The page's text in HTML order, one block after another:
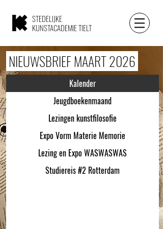
STEDELIJKE
KUNSTACADEMIE TIELT
NIEUWSBRIEF MAART 2026
Kalender
Jeugdboekenmaand
Lezingen kunstfilosofie
Expo Vorm Materie Memorie
Lezing en Expo WASWASWAS
Studiereis #2 Rotterdam